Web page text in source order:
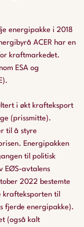
energipakke i 2018
ACER har en
kraftmarkedet.
ESA og
i økt krafteksport
(prissmitte).
til å styre
Energipakken
til politisk
EØS-avtalens
2022 bestemte
krafteksporten til
fjerde energipakke).
(også kalt